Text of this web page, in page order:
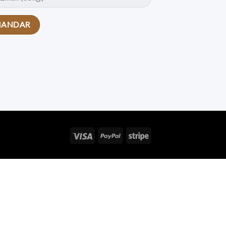
Visa PayPal Stripe